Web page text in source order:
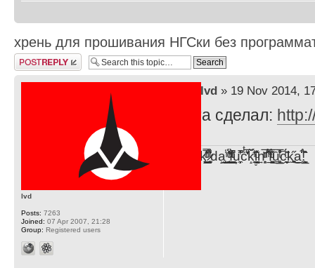
хрень для прошивания НГСки без
Post a reply
lvd» 19 Nov 2014,
Тута сделал:
F̞͖̭̿̔ͯu̐̅cͬ̑ͩk̨̤̳͇̮̭̪̠̽̿̓̆ͭͩ ̷̩̰͎̩͓̘̾̀ͬ̊ͭ͛ͅda̝̺͙̬͎̝̾͟ ̰̜̝̯͉̯̖̓̎́ͨ̽ͫ͟f̟͇̭̀ͬͨͭ̐̚u̹̼̹̗̞͑̔͂͐̚cͭ̅̊̆̒̆ǩ̝̩̯́ͥ̔̍̑ḭ͓͍̳̬ͦ̽͂n͍͎͈̈̅ͩͬ ̊ͫ̂̾̑̈́f̲͚͉͓͗̋́ͧͦ̅ȗ͇̲̻͈̲̅̎͗͒ͭ͡c̬̟̠̹̯̈́ͩ͘ͅk̫̠̻̋͜a̲͒̾̇!͙͕̺͉̗̩̲̂̏̄̀
lvd
Posts: 7263
Joined: 07 Apr 2007, 21:28
Group: Registered users